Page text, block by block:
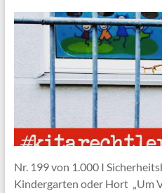
Nr. 199 von 1.000 I
Kindergarten oder Hort „Um